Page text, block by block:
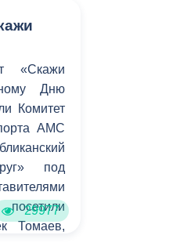
«Скажи
Дню
Комитет
АМС
под
Томаев,
29977